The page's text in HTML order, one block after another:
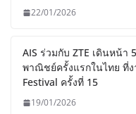
22/01/2026
AIS ร่วมกับ ZTE เดินหน้า
พาณิชย์ครั้งแรกในไทย ที่
Festival ครั้งที่ 15
19/01/2026